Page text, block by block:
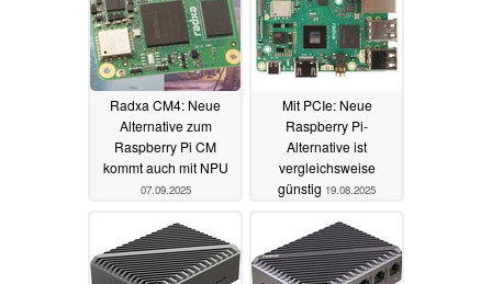
08.12.2025
Radxa CM4: Neue
Alternative zum
Raspberry Pi CM
kommt auch mit NPU
07.09.2025
Mit PCIe: Neue
Raspberry Pi-
Alternative ist
vergleichsweise
günstig 19.08.2025